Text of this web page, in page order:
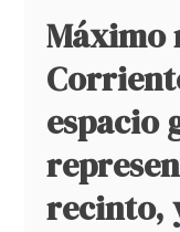
Máximo
espacio
recinto,